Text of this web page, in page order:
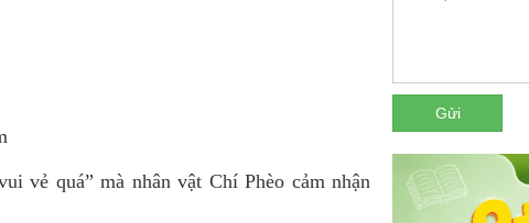
vẻ quá” mà nhân vật Chí Phèo cảm nhận